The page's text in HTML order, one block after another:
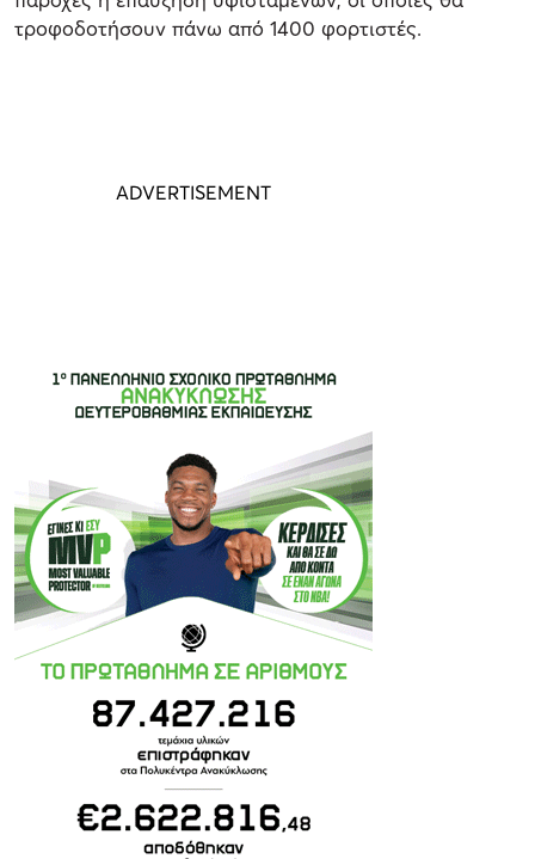
τροφοδοτήσουν πάνω από 1400 φορτιστές.